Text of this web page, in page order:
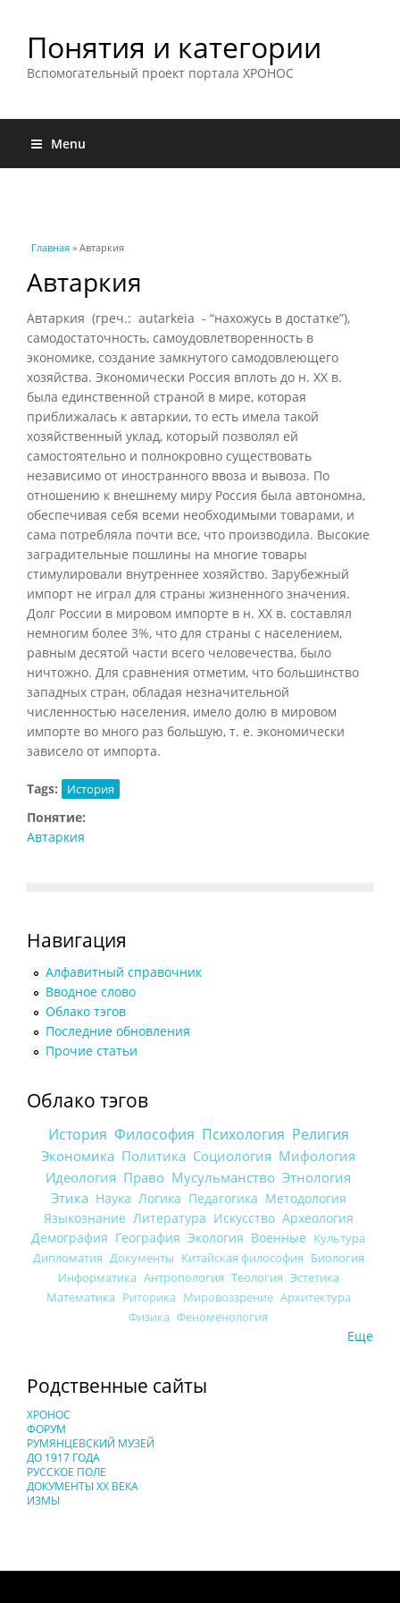
Понятия и категории
Вспомогательный проект портала ХРОНОС
Menu
Вы здесь
Главная » Автаркия
Автаркия
Автаркия (греч.: autarkeia - “нахожусь в достатке”),
самодостаточность, самоудовлетворенность в
экономике, создание замкнутого самодовлеющего
хозяйства. Экономически Россия вплоть до н. XX в.
была единственной страной в мире, которая
приближалась к автаркии, то есть имела такой
хозяйственный уклад, который позволял ей
самостоятельно и полнокровно существовать
независимо от иностранного ввоза и вывоза. По
отношению к внешнему миру Россия была автономна,
обеспечивая себя всеми необходимыми товарами, и
сама потребляла почти все, что производила. Высокие
заградительные пошлины на многие товары
стимулировали внутреннее хозяйство. Зарубежный
импорт не играл для страны жизненного значения.
Долг России в мировом импорте в н. XX в. составлял
немногим более 3%, что для страны с населением,
равным десятой части всего человечества, было
ничтожно. Для сравнения отметим, что большинство
западных стран, обладая незначительной
численностью населения, имело долю в мировом
импорте во много раз большую, т. е. экономически
зависело от импорта.
Tags: История
Понятие:
Автаркия
Навигация
Алфавитный справочник
Вводное слово
Облако тэгов
Последние обновления
Прочие статьи
Облако тэгов
История Философия Психология Религия
Экономика Политика Социология Мифология
Идеология Право Мусульманство Этнология
Этика Наука Логика Педагогика Методология
Языкознание Литература Искусство Археология
Демография География Экология Военные Культура
Дипломатия Документы Китайская философия Биология
Информатика Антропология Теология Эстетика
Математика Риторика Мировоззрение Архитектура
Физика Феноменология
Еще
Родственные сайты
ХРОНОС
ФОРУМ
РУМЯНЦЕВСКИЙ МУЗЕЙ
ДО 1917 ГОДА
РУССКОЕ ПОЛЕ
ДОКУМЕНТЫ XX ВЕКА
ИЗМЫ